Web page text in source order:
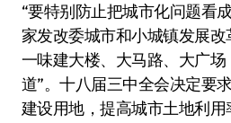
“要特别防止把城市化问题看
家发改委城市和小城镇发展改
一味建大楼、大马路、大广场
道”。十八届三中全会决定要
建设用地，提高城市土地利用